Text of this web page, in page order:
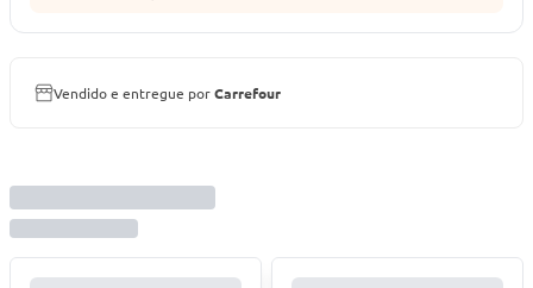
Vendido e entregue porCarrefour